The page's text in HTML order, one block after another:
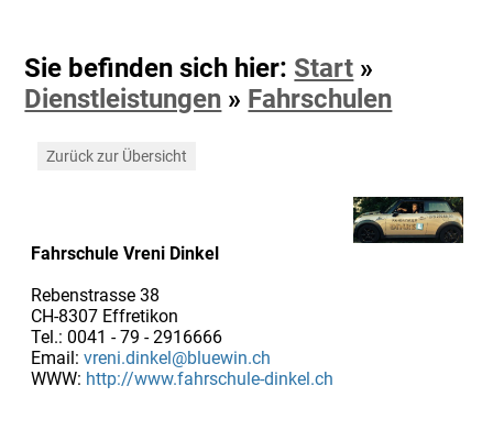
Sie befinden sich hier: Start »
Dienstleistungen » Fahrschulen
Zurück zur Übersicht
Fahrschule Vreni Dinkel
Rebenstrasse 38
CH-8307 Effretikon
Tel.: 0041 - 79 - 2916666
Email: vreni.dinkel@bluewin.ch
WWW: http://www.fahrschule-dinkel.ch